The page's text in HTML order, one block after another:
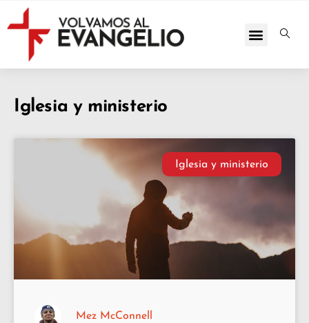
Iglesia y ministerio
Iglesia y ministerio
Mez McConnell